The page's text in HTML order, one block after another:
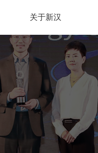
关于新汉